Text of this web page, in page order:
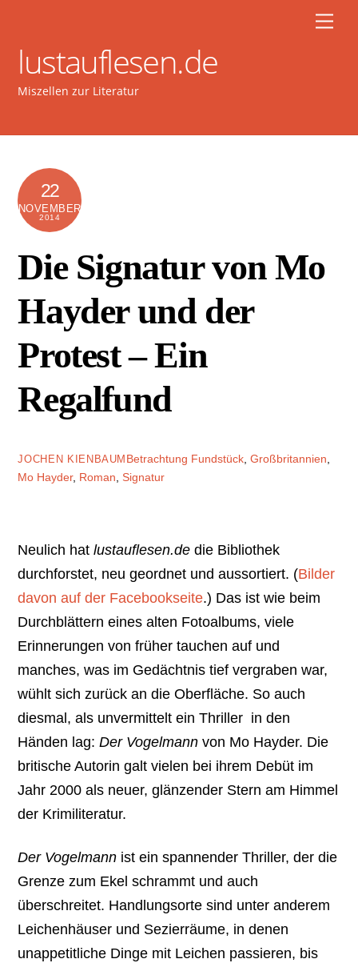
contentlustauflesen.de
Miszellen zur Literatur
22
NOVEMBER
2014
Die Signatur von Mo
Hayder und der
Protest – Ein
Regalfund
JOCHEN KIENBAUM Betrachtung Fundstück ,Großbritannien
Mo Hayder, Roman ,Signatur
Neulich hatlustauflesen.de die Bibliothek
durchforstet, neu geordnet und aussortiert. (Bilder
davon auf der Facebookseite.) Das ist wie beim
Durchblättern eines alten Fotoalbums, viele
Erinnerungen von früher tauchen auf und
manches, was im Gedächtnis tief vergraben war,
wühlt sich zurück an die Oberfläche. So auch
diesmal, als unvermittelt ein Thriller in den
Händen lag:Der Vogelmann von Mo Hayder. Die
britische Autorin galt vielen bei ihrem Debüt im
Jahr 2000 als neuer, glänzender Stern am Himmel
der Krimiliteratur.
Der Vogelmann ist ein spannender Thriller, der die
Grenze zum Ekel schrammt und auch
überschreitet. Handlungsorte sind unter anderem
Leichenhäuser und Sezierräume, in denen
unappetitliche Dinge mit Leichen passieren, bis